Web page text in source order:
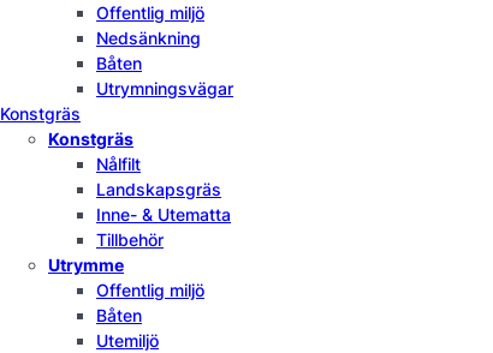
Offentlig miljö
Nedsänkning
Båten
Utrymningsvägar
Konstgräs
Konstgräs
Nålfilt
Landskapsgräs
Inne- & Utematta
Tillbehör
Utrymme
Offentlig miljö
Båten
Utemiljö